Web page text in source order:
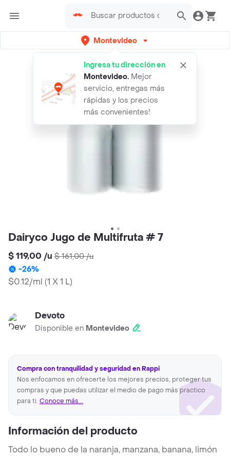
Montevideo
Ingresa tu dirección en
Montevideo. Mejor
servicio, entregas más
rápidas y los precios
más convenientes!
Dairyco Jugo de Multifruta # 7
$ 119,00 /u $ 161,00/u
-26%
$0.12/ml (1 X 1 L)
Devoto
Disponible en Montevideo
Compra con tranquilidad y seguridad en Rappi
Nos enfocamos en ofrecerte los mejores precios, proteger tus
compras y que puedas utilizar el medio de pago más practico
para ti. Conoce más...
Información del producto
Todo lo bueno de la naranja, manzana, banana, limón